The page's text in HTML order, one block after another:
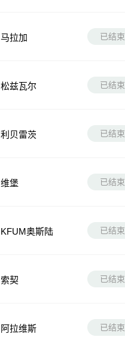
马拉加 已结束
松兹瓦尔 已结束
利贝雷茨 已结束
维堡 已结束
KFUM奥斯陆 已结束
索契 已结束
阿拉维斯 已结束